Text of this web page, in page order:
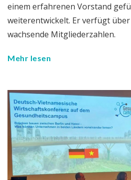
einem erfahrenen Vorstand
weiterentwickelt. Er verfügt
wachsende Mitgliederzahlen.
Mehr lesen